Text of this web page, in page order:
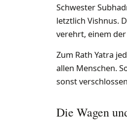
Schwester
letztlich Vishnus.
verehrt, einem
Zum Rath Yatra
allen Menschen.
sonst
Die Wagen